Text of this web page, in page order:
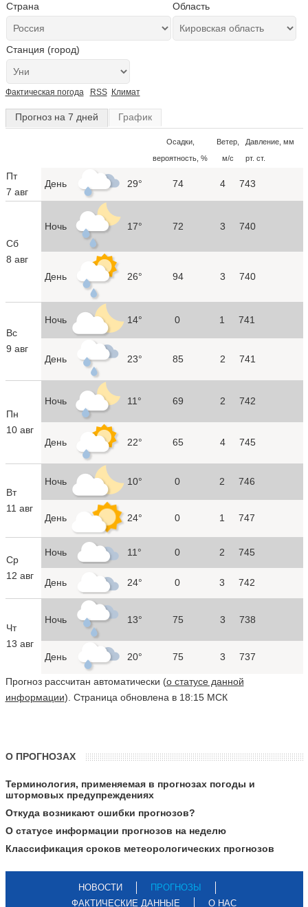
Страна Область
Станция (город)
Фактическая погода RSS Климат
Прогноз на 7 дней График
Осадки,
вероятность, %
Ветер,
м/с
Давление, мм
рт. ст.
Пт
7 авг
День 29° 74 4 743
Сб
8 авг
Ночь 17° 72 3 740
День 26° 94 3 740
Вс
9 авг
Ночь 14° 0 1 741
День 23° 85 2 741
Пн
10 авг
Ночь 11° 69 2 742
День 22° 65 4 745
Вт
11 авг
Ночь 10° 0 2 746
День 24° 0 1 747
Ср
12 авг
Ночь 11° 0 2 745
День 24° 0 3 742
Чт
13 авг
Ночь 13° 75 3 738
День 20° 75 3 737
Прогноз рассчитан автоматически (о статусе данной
информации). Страница обновлена в 18:15 МСК
О ПРОГНОЗАХ
Терминология, применяемая в прогнозах погоды и
штормовых предупреждениях
Откуда возникают ошибки прогнозов?
О статусе информации прогнозов на неделю
Классификация сроков метеорологических прогнозов
НОВОСТИ
ПРОГНОЗЫ
ФАКТИЧЕСКИЕ ДАННЫЕ
О НАС